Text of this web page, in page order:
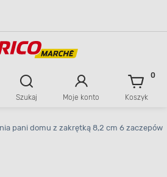
zawartości
Szukaj Moje konto Koszyk
0
pani domu z zakrętką 8,2 cm 6 zaczepów